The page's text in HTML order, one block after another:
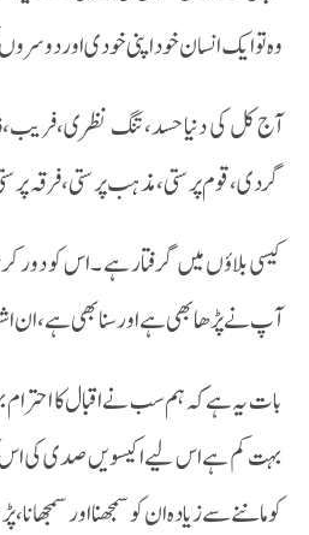
وہ تو ایک انسان خود اپنی خودی اور
آج کل کی دنیا حسد،تنگ
گردی،قوم پرستی،مذہب پرستی،فرقہ
کیسی بلاؤں میں گرفتار ہے ۔ اس کو دور
آپ نے پڑھا بھی ہے اور سنا بھی ہے ، ان
بات یہ ہے کہ ہم سب نے اقبال کا احترام
بہت کم ہے اس لیے اکیسویں صدی کی اس
کو ماننے سے زیادہ ان کو سمجھنا اور سمجھانا